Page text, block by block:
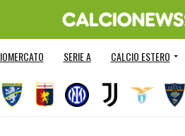
SERIE A CALCIO ESTERO